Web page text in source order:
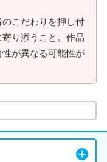
こだわりを押し付
り添うこと。作品
が異なる可能性が